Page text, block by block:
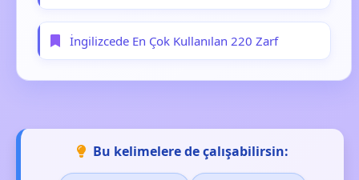
İngilizcede En Çok Kullanılan 220 Zarf
Bu kelimelere de çalışabilirsin: